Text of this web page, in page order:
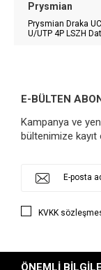
Prysmian
Prysmian Draka
U/UTP 4P LSZH
E-BÜLTEN
Kampanya ve
bültenimize kayıt
KVKK
ÖNEMLI